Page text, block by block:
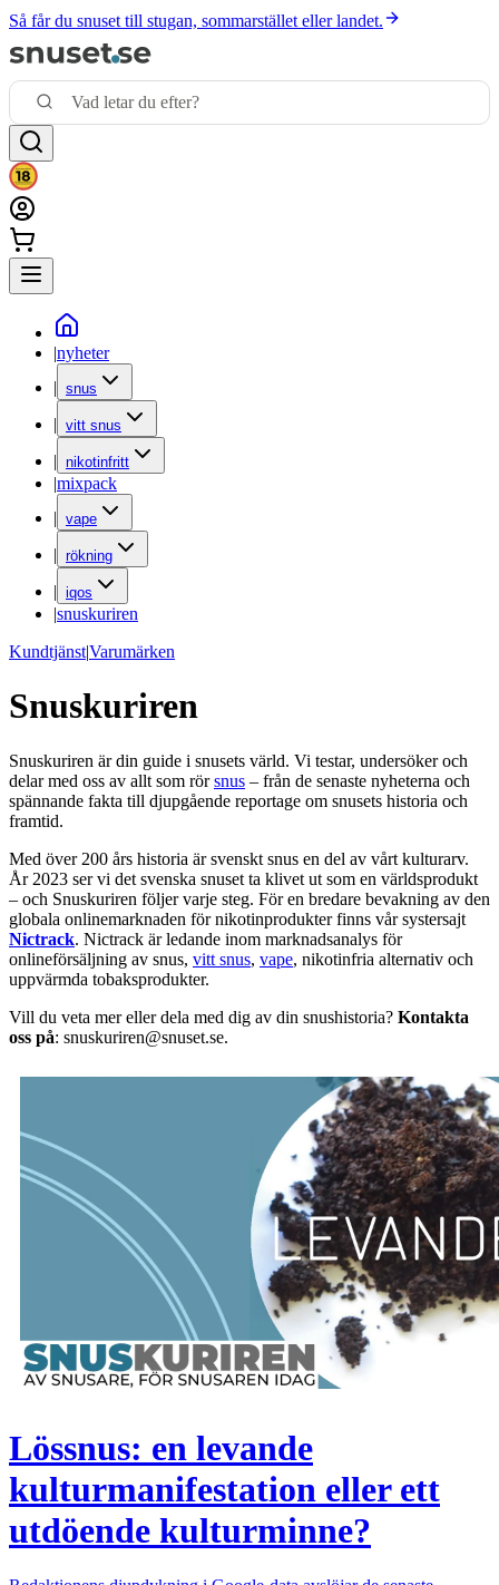
Så får du snuset till stugan, sommarstället eller landet.
|nyheter
| snus
| vitt snus
| nikotinfritt
|mixpack
| vape
| rökning
| iqos
|snuskuriren
Kundtjänst|Varumärken
Snuskuriren
Snuskuriren är din guide i snusets värld. Vi testar, undersöker och
delar med oss av allt som rörsnus – från de senaste nyheterna och
spännande fakta till djupgående reportage om snusets historia och
framtid.
Med över 200 års historia är svenskt snus en del av vårt kulturarv.
År 2023 ser vi det svenska snuset ta klivet ut som en världsprodukt
– och Snuskuriren följer varje steg. För en bredare bevakning av den
globala onlinemarknaden för nikotinprodukter finns vår systersajt
Nictrack. Nictrack är ledande inom marknadsanalys för
onlineförsäljning av snus, vitt snus, vape, nikotinfria alternativ och
uppvärmda tobaksprodukter.
Vill du veta mer eller dela med dig av din snushistoria? Kontakta
oss på: snuskuriren@snuset.se.
Lössnus: en levande
kulturmanifestation eller ett
utdöende kulturminne?